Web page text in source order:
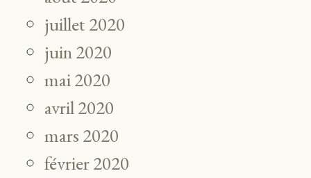
juillet 2020
juin 2020
mai 2020
avril 2020
mars 2020
février 2020